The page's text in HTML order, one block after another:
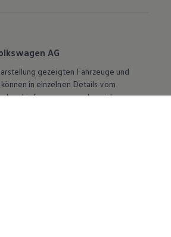
AG
gezeigten Fahrzeuge und
in einzelnen Details vom
Lieferprogramm abweichen.